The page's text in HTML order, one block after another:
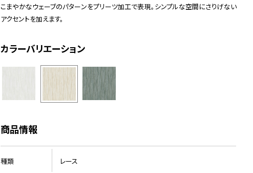
こまやかなウェーブのパターンをプリーツ加工で表現。シンプルな空間にさりげない
アクセントを加えます。
カラーバリエーション
商品情報
種類 レース